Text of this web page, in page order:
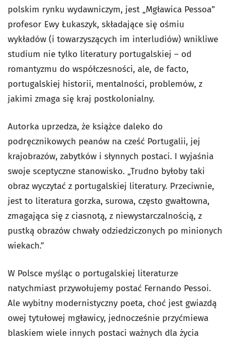
polskim rynku wydawniczym, jest „Mgławica Pessoa”
profesor Ewy Łukaszyk, składające się ośmiu
wykładów (i towarzyszących im interludiów) wnikliwe
studium nie tylko literatury portugalskiej – od
romantyzmu do współczesności, ale, de facto,
portugalskiej historii, mentalności, problemów, z
jakimi zmaga się kraj postkolonialny.
Autorka uprzedza, że książce daleko do
podręcznikowych peanów na cześć Portugalii, jej
krajobrazów, zabytków i słynnych postaci. I wyjaśnia
swoje sceptyczne stanowisko. „Trudno byłoby taki
obraz wyczytać z portugalskiej literatury. Przeciwnie,
jest to literatura gorzka, surowa, często gwałtowna,
zmagająca się z ciasnotą, z niewystarczalnością, z
pustką obrazów chwały odziedziczonych po minionych
wiekach.”
W Polsce myśląc o portugalskiej literaturze
natychmiast przywołujemy postać Fernando Pessoi.
Ale wybitny modernistyczny poeta, choć jest gwiazdą
owej tytułowej mgławicy, jednocześnie przyćmiewa
blaskiem wiele innych postaci ważnych dla życia